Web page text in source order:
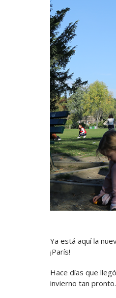
Ya está aquí la
¡París!
Hace días que
invierno tan pronto.